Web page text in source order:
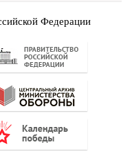
Федерации